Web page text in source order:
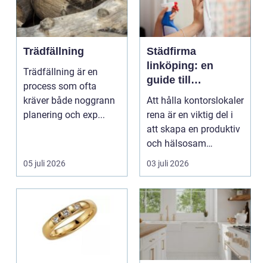
Trädfällning
Trädfällning är en
process som ofta
kräver både noggrann
planering och exp...
05 juli 2026
Städfirma
linköping: en
guide till
professionell
städning
Att hålla kontorslokaler
rena är en viktig del i
att skapa en produktiv
och hälsosam
arbetsmiljö. En...
03 juli 2026